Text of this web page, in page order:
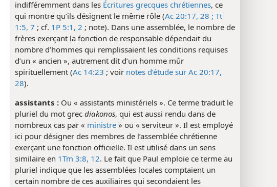
indifféremment dans les Écritures grecques chrétiennes, ce
qui montre qu’ils désignent le même rôle (Ac 20:17, 28 ; Tt
1:5, 7 ; cf. 1P 5:1, 2 ; note). Dans une assemblée, le nombre de
frères exerçant la fonction de responsable dépendait du
nombre d’hommes qui remplissaient les conditions requises
d’un « ancien », autrement dit d’un homme mûr
spirituellement (Ac 14:23 ; voir notes d’étude sur Ac 20:17,
28).
assistants : Ou « assistants ministériels ». Ce terme traduit le
pluriel du mot grec diakonos, qui est aussi rendu dans de
nombreux cas par « ministre » ou « serviteur ». Il est employé
ici pour désigner des membres de l’assemblée chrétienne
exerçant une fonction officielle. Il est utilisé dans un sens
similaire en 1Tm 3:8, 12. Le fait que Paul emploie ce terme au
pluriel indique que les assemblées locales comptaient un
certain nombre de ces auxiliaires qui secondaient les